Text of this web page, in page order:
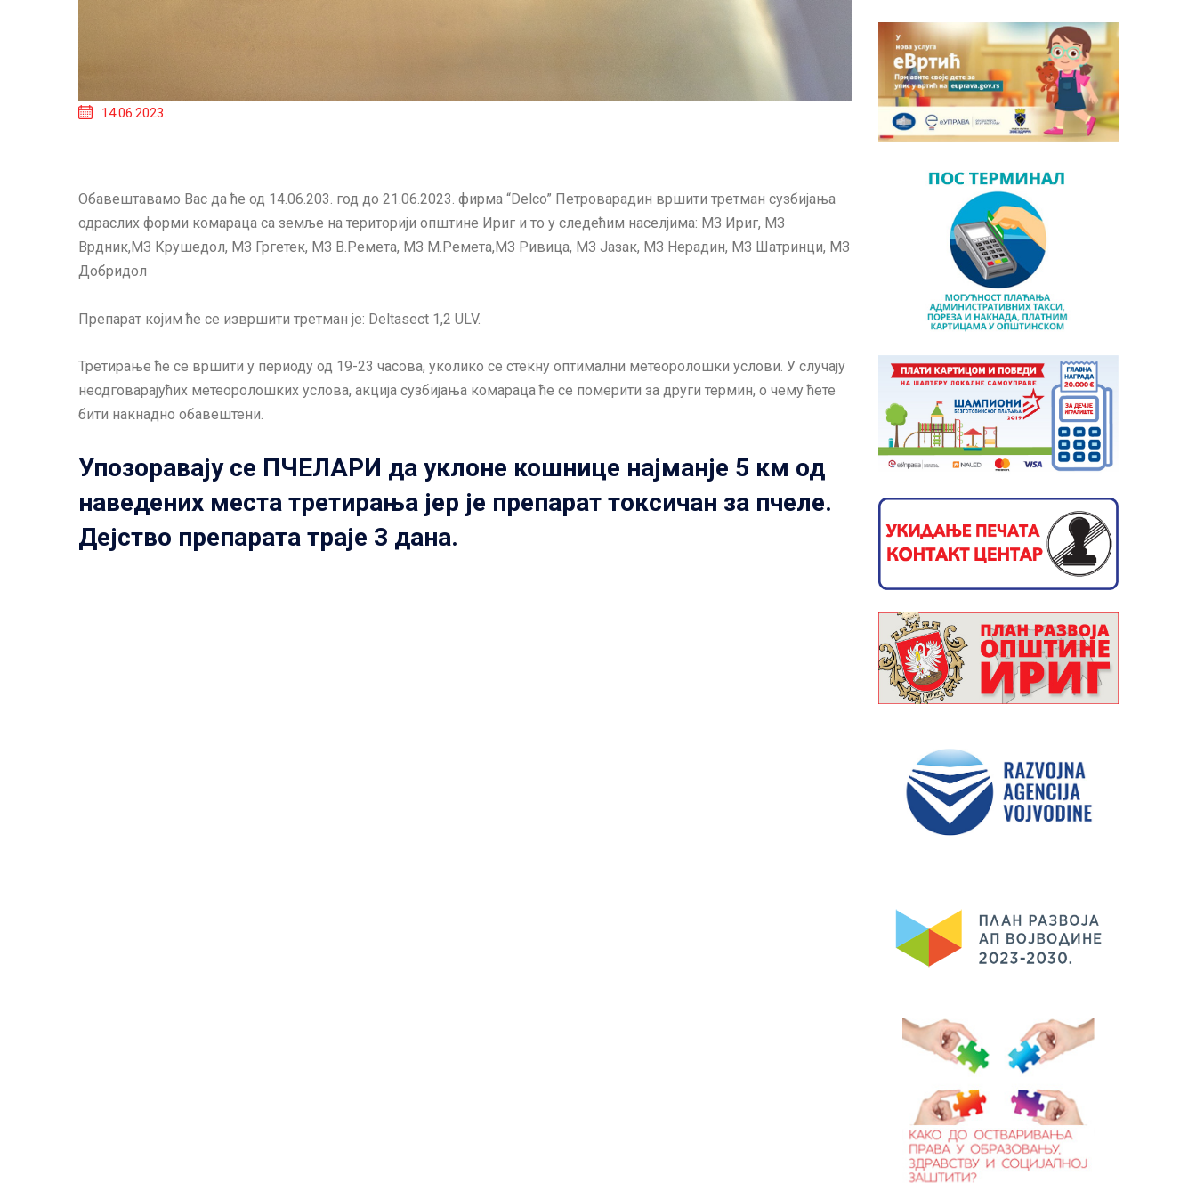
14.06.2023.
Обавештавамо Вас да ће од 14.06.203. год до 21.06.2023. фирма “Delco” Петроварадин вршити третман сузбијања
одраслих форми комараца са земље на територији општине Ириг и то у следећим населјима: МЗ Ириг, МЗ
Врдник,МЗ Крушедол, МЗ Гргетек, МЗ В.Ремета, МЗ М.Ремета,МЗ Ривица, МЗ Јазак, МЗ Нерадин, МЗ Шатринци, МЗ
Добридол
Препарат којим ће се извршити третман је: Deltasect 1,2 ULV.
Третирање ће се вршити у периоду од 19-23 часова, уколико се стекну оптимални метеоролошки услови. У случају
неодговарајућих метеоролошких услова, акција сузбијања комараца ће се померити за други термин, о чему ћете
бити накнадно обавештени.
Упозоравају се ПЧЕЛАРИ да уклоне кошнице најманје 5 км од
наведених места третирања јер је препарат токсичан за пчеле.
Дејство препарата траје 3 дана.